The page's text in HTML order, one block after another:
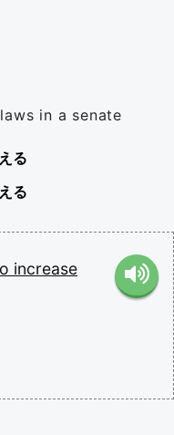
in a senate
る
る
increase